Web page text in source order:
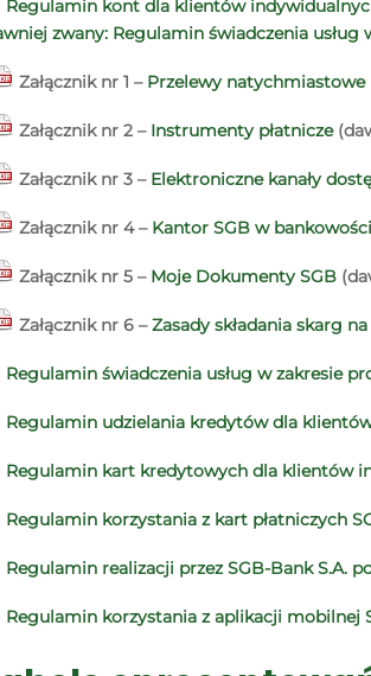
Regulamin kont dla klientów
zwany: Regulamin świadczenia
Załącznik nr 1 – Przelewy natychmiastowe
Załącznik nr 2 – Instrumenty płatnicze
Załącznik nr 3 – Elektroniczne kanały
Załącznik nr 4 – Kantor SGB w
Załącznik nr 5 – Moje Dokumenty SGB
Załącznik nr 6 –Zasady składania skarg
Regulamin świadczenia usług w zakresie
Regulamin udzielania kredytów dla
Regulamin kart kredytowych dla klientów
Regulamin korzystania z kart płatniczych
Regulamin realizacji przez SGB-Bank S.A.
Regulamin korzystania z aplikacji mobilnej